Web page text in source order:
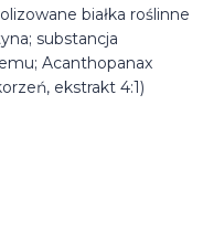
białka roślinne
substancja
Acanthopanax
ekstrakt 4:1)